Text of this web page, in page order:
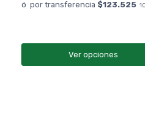
ó por transferencia $123.525
Ver opciones